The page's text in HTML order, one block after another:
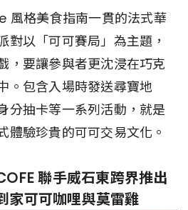
風格美食指南一貫的法式華
對以「可可賽局」為主題，
，要讓參與者更沈浸在巧克
。包含入場時發送尋寶地
分抽卡等一系列活動，就是
體驗珍貴的可可交易文化。
聯手威石東跨界推出
家可可咖哩與莫雷雞